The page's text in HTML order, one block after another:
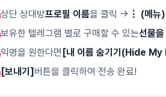
상단 상대방프로필 이름을 클릭 → ⋮ (메뉴)
보유한 텔레그램 별로 구매할 수 있는선물
익명을 원한다면 [내 이름 숨기기(Hide
[보내기]버튼을 클릭하여 전송 완료!